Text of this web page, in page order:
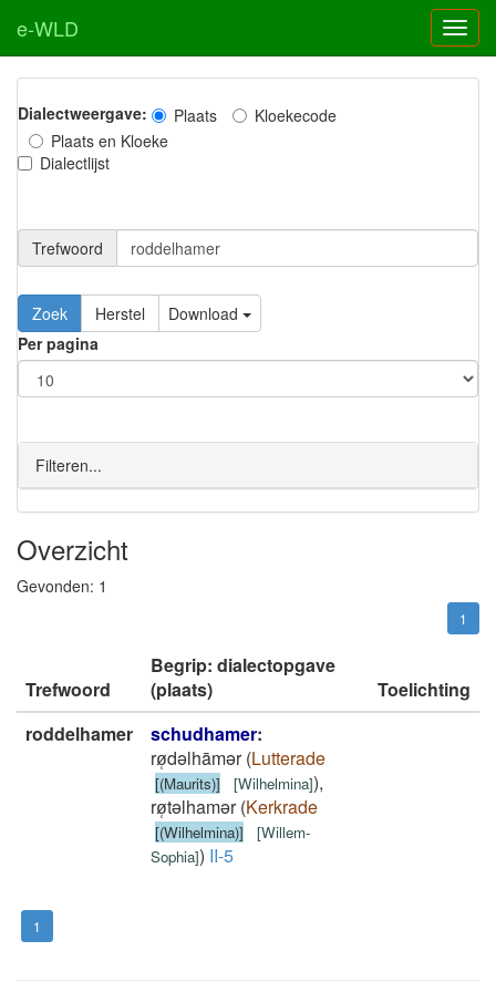
e-WLD
Dialectweergave: Plaats
Kloekecode
Plaats en Kloeke
Dialectlijst
Trefwoord
Download
Per pagina
Filteren...
Overzicht
Gevonden: 1
1
Trefwoord
Begrip: dialectopgave
(plaats)
Toelichting
roddelhamer
schudhamer:
rø̜dǝlhāmǝr(Lutterade
[(Maurits)] [Wilhelmina]),
rø̜tǝlhamǝr(Kerkrade
[(Wilhelmina)] [Willem-
Sophia]) II-5
1